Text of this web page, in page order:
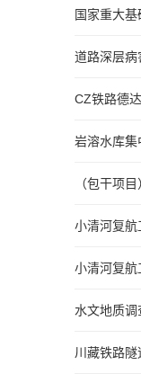
国家重大
道路深层
CZ铁路德
岩溶水库
（包干项
小清河复
小清河复
水文地质
川藏铁路